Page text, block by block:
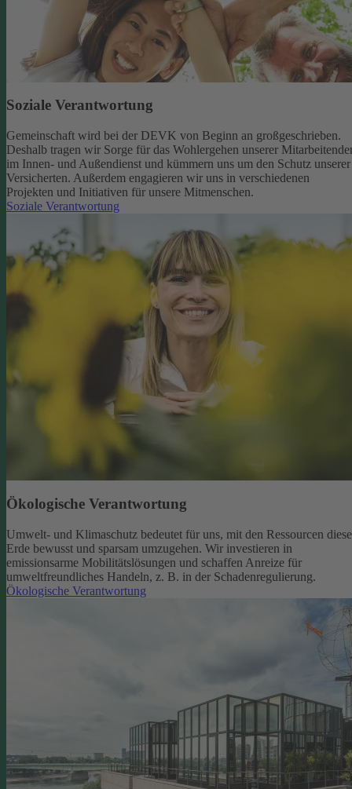
Soziale Verantwortung
Gemeinschaft wird bei der DEVK von Beginn an großgeschrieben.
Deshalb tragen wir Sorge für das Wohlergehen unserer
im Innen- und Außendienst und kümmern uns um den Schutz unserer
Versicherten. Außerdem engagieren wir uns in verschiedenen
Projekten und Initiativen für unsere Mitmenschen.
Soziale Verantwortung
Ökologische Verantwortung
Umwelt- und Klimaschutz bedeutet für uns, mit den Ressourcen
Erde bewusst und sparsam umzugehen. Wir investieren in
emissionsarme Mobilitätslösungen und schaffen Anreize für
umweltfreundliches Handeln, z. B. in der Schadenregulierung.
Ökologische Verantwortung